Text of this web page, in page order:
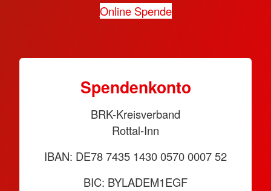
Online Spende
Spendenkonto
BRK-Kreisverband
Rottal-Inn
IBAN: DE78 7435 1430 0570 0007 52
BIC: BYLADEM1EGF